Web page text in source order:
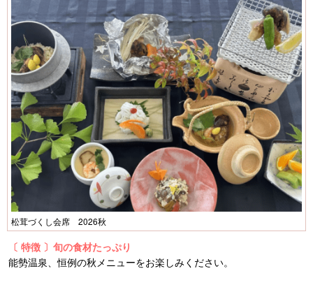
松茸づくし会席 2026秋
〔 特徴 〕旬の食材たっぷり
能勢温泉、恒例の秋メニューをお楽しみください。